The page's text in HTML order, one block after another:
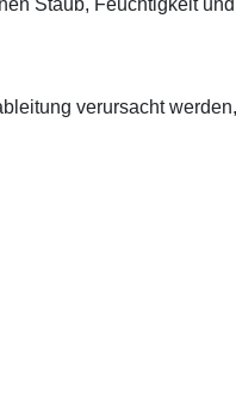
Staub, Feuchtigkeit und
verursacht werden,